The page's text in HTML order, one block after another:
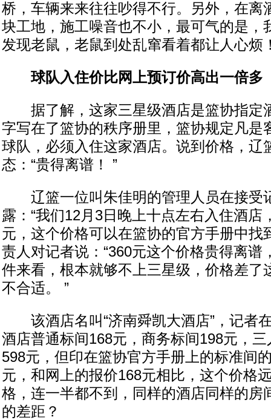
桥，车辆来来往往吵得不行。另外，在离
块工地，施工噪音也不小，最可气的是，
发现老鼠，老鼠到处乱窜看着都让人心烦
球队入住价比网上预订价高出一倍多
据了解，这家三星级酒店是篮协指定
字写在了篮协的秩序册里，篮协规定凡是
球队，必须入住这家酒店。说到价格，辽
态：“贵得离谱！ ”
辽篮一位叫朱佳明的管理人员在接受
露：“我们12月3日晚上十点左右入住酒店
元，这个价格可以在篮协的官方手册中找
责人对记者说：“360元这个价格贵得离谱
件来看，根本就够不上三星级，价格差了
不合适。 ”
该酒店名叫“济南舜凯大酒店”，记者
酒店普通标间168元，商务标间198元，
598元，但印在篮协官方手册上的标准间
元，和网上的报价168元相比，这个价格
格，连一半都不到，同样的酒店同样的房
的差距？